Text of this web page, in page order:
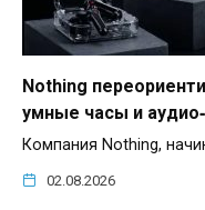
Nothing
умные часы и
Компания Nothing,
02.08.2026